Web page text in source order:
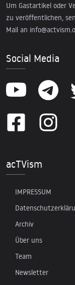
Um Gastartikel oder
zu veröffentlichen,
Mail an
Social Media
acTVism
IMPRESSUM
Archiv
Über uns
Team
Newsletter